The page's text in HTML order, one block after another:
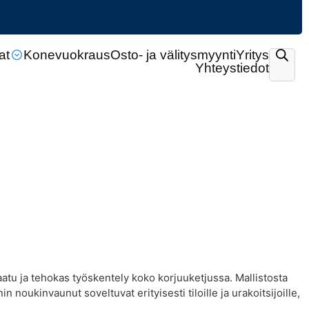
KonevuokrausOsto- ja välitysmyyntiYritys
Yhteystiedot
ja tehokas työskentely koko korjuuketjussa. Mallistosta
noukinvaunut soveltuvat erityisesti tiloille ja urakoitsijoille,